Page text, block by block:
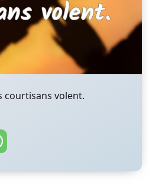
courtisans volent.